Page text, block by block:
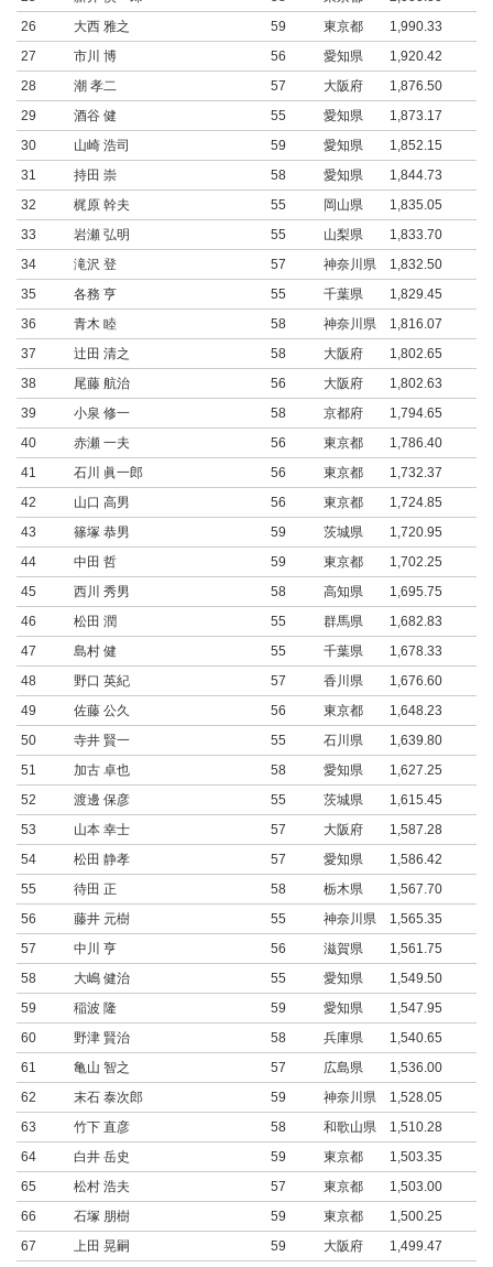
26
大西 雅之 59 東京都
1,990.33
27
市川 博 56 愛知県
1,920.42
28
潮 孝二 57 大阪府
1,876.50
29
酒谷 健 55 愛知県
1,873.17
30
山崎 浩司 59 愛知県
1,852.15
31
持田 崇 58 愛知県
1,844.73
32
梶原 幹夫 55 岡山県
1,835.05
33
岩瀬 弘明 55 山梨県
1,833.70
34
滝沢 登 57 神奈川県
1,832.50
35
各務 亨 55 千葉県
1,829.45
36
青木 睦 58 神奈川県
1,816.07
37
辻田 清之 58 大阪府
1,802.65
38
尾藤 航治 56 大阪府
1,802.63
39
小泉 修一 58 京都府
1,794.65
40
赤瀬 一夫 56 東京都
1,786.40
41
石川 眞一郎 56 東京都
1,732.37
42
山口 高男 56 東京都
1,724.85
43
篠塚 恭男 59 茨城県
1,720.95
44
中田 哲 59 東京都
1,702.25
45
西川 秀男 58 高知県
1,695.75
46
松田 潤 55 群馬県
1,682.83
47
島村 健 55 千葉県
1,678.33
48
野口 英紀 57 香川県
1,676.60
49
佐藤 公久 56 東京都
1,648.23
50
寺井 賢一 55 石川県
1,639.80
51
加古 卓也 58 愛知県
1,627.25
52
渡邊 保彦 55 茨城県
1,615.45
53
山本 幸士 57 大阪府
1,587.28
54
松田 静孝 57 愛知県
1,586.42
55
待田 正 58 栃木県
1,567.70
56
藤井 元樹 55 神奈川県
1,565.35
57
中川 亨 56 滋賀県
1,561.75
58
大嶋 健治 55 愛知県
1,549.50
59
稲波 隆 59 愛知県
1,547.95
60
野津 賢治 58 兵庫県
1,540.65
61
亀山 智之 57 広島県
1,536.00
62
末石 泰次郎 59 神奈川県
1,528.05
63
竹下 直彦 58 和歌山県
1,510.28
64
白井 岳史 59 東京都
1,503.35
65
松村 浩夫 57 東京都
1,503.00
66
石塚 朋樹 59 東京都
1,500.25
67
上田 晃嗣 59 大阪府
1,499.47